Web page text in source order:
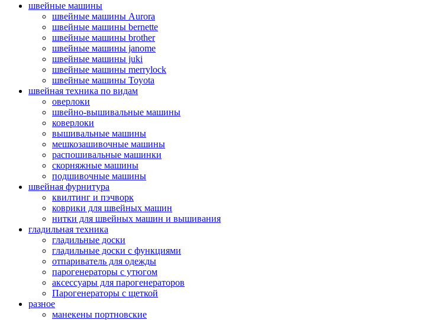
швейные машины
швейные машины Aurora
швейные машины bernette
швейные машины brother
швейные машины janome
швейные машины juki
швейные машины merrylock
швейные машины Toyota
швейная техника по видам
оверлоки
швейно-вышивальные машины
коверлоки
вышивальные машины
мешкозашивочные машины
распошивальные машинки
скорняжные машины
подшивочные машины
швейная фурнитура
квилтинг и пэчворк
коврики для швейных машин
нитки для швейных машин и вышивания
гладильная техника
гладильные доски
гладильные доски с функциями
отпариватель для одежды
парогенераторы с утюгом
аксессуары для парогенераторов
Парогенераторы с щеткой
разное
манекены портновские